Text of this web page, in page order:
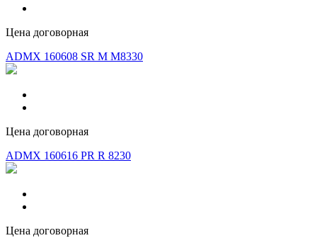
Цена договорная
ADMX 160608 SR M M8330
Цена договорная
ADMX 160616 PR R 8230
Цена договорная